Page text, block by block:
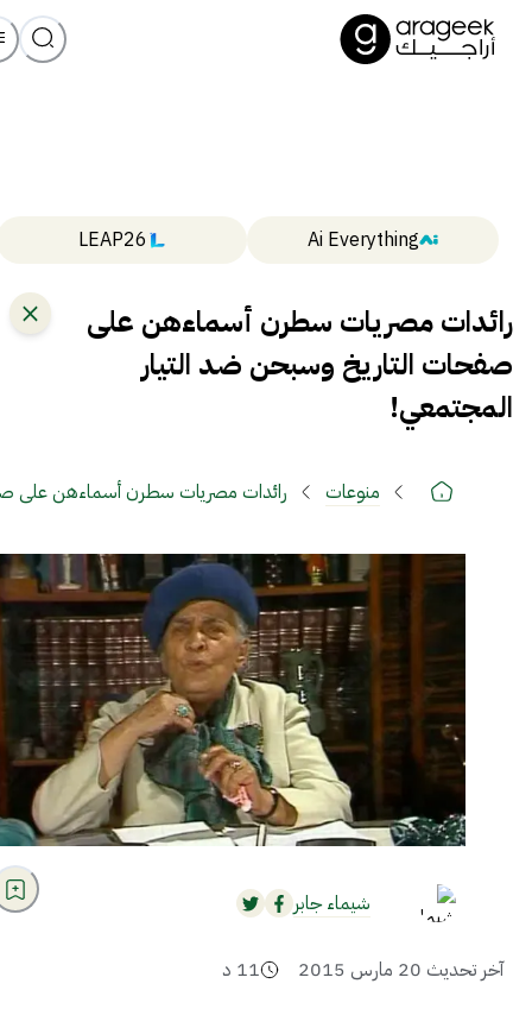
Ai Everything
LEAP26
رائدات مصريات سطرن أسماءهن على
صفحات التاريخ وسبحن ضد التيار
المجتمعي!
منوعات رائدات مصريات سطرن أسماءهن على
شيماء جابر
آخر تحديث 20 مارس 2015 11 د